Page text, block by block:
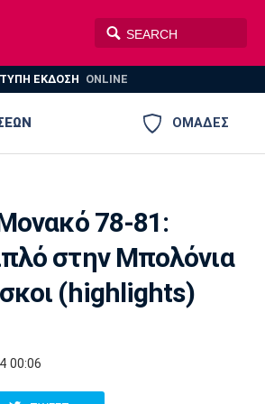
ΕΚΔΟΣΗ ONLINE
ΟΜΑΔΕΣ
PLUS
ΑΕΚ ΠΑΟΚ
Ατρόμητος
78-81:
στην Μπολόνια
(highlights)
00:06